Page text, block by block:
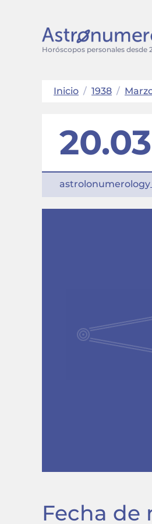
Horóscopos personales desde
Inicio / 1938 /
Fecha de